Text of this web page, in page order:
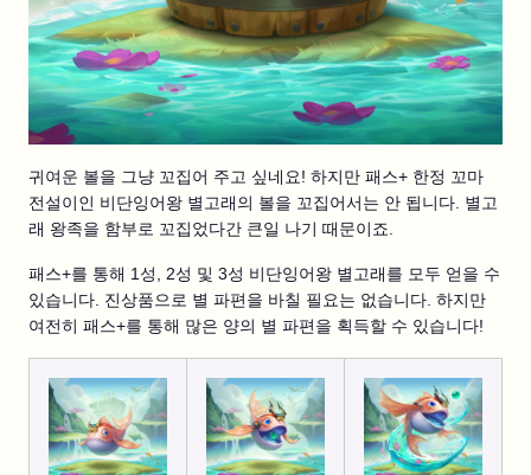
귀여운 볼을 그냥 꼬집어 주고 싶네요! 하지만 패스+ 한정 꼬마
전설이인 비단잉어왕 별고래의 볼을 꼬집어서는 안 됩니다. 별고
래 왕족을 함부로 꼬집었다간 큰일 나기 때문이죠.
패스+를 통해 1성, 2성 및 3성 비단잉어왕 별고래를 모두 얻을 수
있습니다. 진상품으로 별 파편을 바칠 필요는 없습니다. 하지만
여전히 패스+를 통해 많은 양의 별 파편을 획득할 수 있습니다!